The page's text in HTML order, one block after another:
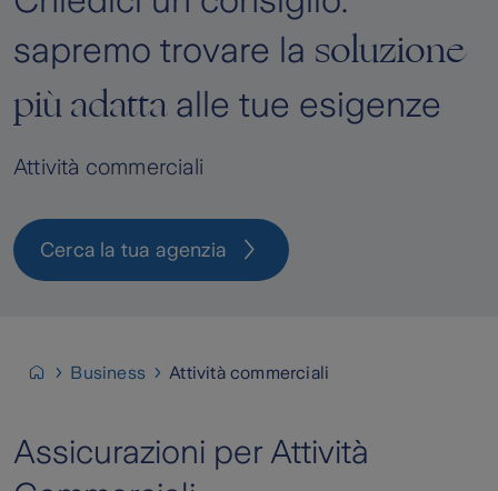
sapremo trovare la soluzione
più adattaalle tue esigenze
Attività commerciali
Cerca la tua agenzia
Business Attività commerciali
Assicurazioni per Attività